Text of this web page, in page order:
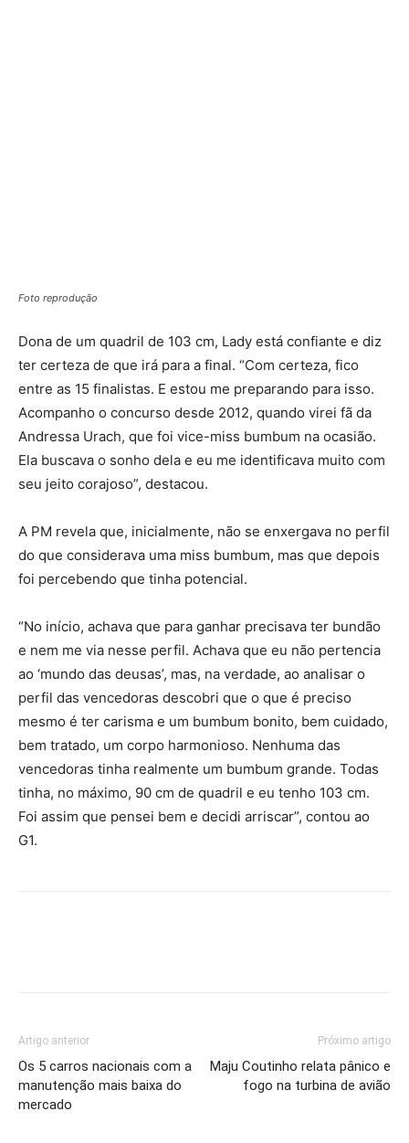
Foto reprodução
Dona de um quadril de 103 cm, Lady está confiante e diz
ter certeza de que irá para a final. “Com certeza, fico
entre as 15 finalistas. E estou me preparando para isso.
Acompanho o concurso desde 2012, quando virei fã da
Andressa Urach, que foi vice-miss bumbum na ocasião.
Ela buscava o sonho dela e eu me identificava muito com
seu jeito corajoso”, destacou.
A PM revela que, inicialmente, não se enxergava no perfil
do que considerava uma miss bumbum, mas que depois
foi percebendo que tinha potencial.
“No início, achava que para ganhar precisava ter bundão
e nem me via nesse perfil. Achava que eu não pertencia
ao ‘mundo das deusas’, mas, na verdade, ao analisar o
perfil das vencedoras descobri que o que é preciso
mesmo é ter carisma e um bumbum bonito, bem cuidado,
bem tratado, um corpo harmonioso. Nenhuma das
vencedoras tinha realmente um bumbum grande. Todas
tinha, no máximo, 90 cm de quadril e eu tenho 103 cm.
Foi assim que pensei bem e decidi arriscar”, contou ao
G1.
Artigo anterior
Os 5 carros nacionais com a
manutenção mais baixa do
mercado
Próximo artigo
Maju Coutinho relata pânico e
fogo na turbina de avião